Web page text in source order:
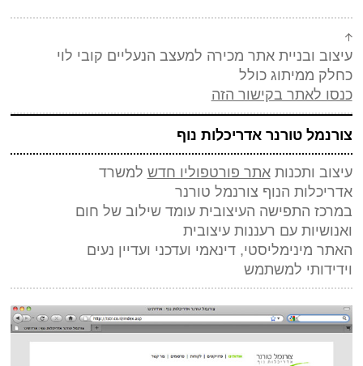
עיצוב ובניית אתר מכירה למעצב הנעליים קובי לוי
כחלק ממיתוג כולל
כנסו לאתר בקישור הזה
צורנמל טורנר אדריכלות נוף
עיצוב ותכנותאתר פורטפוליו חדש למשרד
אדריכלות הנוף צורנמל טורנר
במרכז התפישה העיצובית עומד שילוב של חום
ואנושיות עם רעננות עיצובית
האתר מינימליסטי, דינאמי ועדכני ועדיין נעים
וידידותי למשתמש